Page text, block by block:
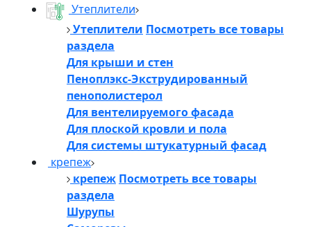
Утеплители
Утеплители Посмотреть все товары
раздела
Для крыши и стен
Пеноплэкс-Экструдированный
пенополистерол
Для вентелируемого фасада
Для плоской кровли и пола
Для системы штукатурный фасад
крепеж
крепеж Посмотреть все товары
раздела
Шурупы